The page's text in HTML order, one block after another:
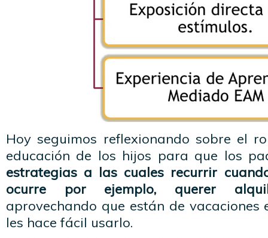
Hoy seguimos reflexionando sobre el
educación de los hijos para que los
estrategias a las cuales recurrir
ocurre por ejemplo, querer
aprovechando que están de vacaciones
les hace fácil usarlo.